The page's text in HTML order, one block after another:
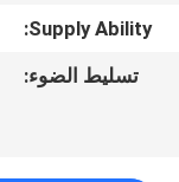
SHOPPING
Supply Ability:
تسليط الضوء: